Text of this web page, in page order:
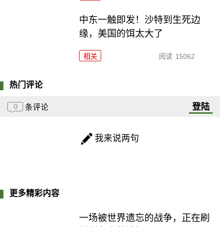
中东一触即发！沙特到生死边
缘，美国的饵太大了
相关 阅读 15062
热门评论
0 条评论 登陆
我来说两句
更多精彩内容
一场被世界遗忘的战争，正在刷